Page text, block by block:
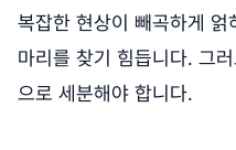
복잡한 현상이 빼곡하게
마리를 찾기 힘듭니다. 그
으로 세분해야 합니다.